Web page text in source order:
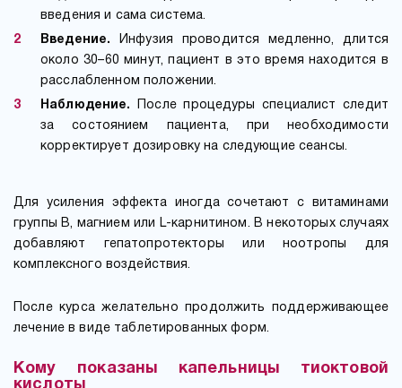
введения и сама система.
Введение. Инфузия проводится медленно, длится
около 30–60 минут, пациент в это время находится в
расслабленном положении.
Наблюдение.
После процедуры специалист следит
за состоянием пациента, при необходимости
корректирует дозировку на следующие сеансы.
Для усиления эффекта иногда сочетают с витаминами
группы B, магнием или L-карнитином. В некоторых случаях
добавляют гепатопротекторы или ноотропы для
комплексного воздействия.
После курса желательно продолжить поддерживающее
лечение в виде таблетированных форм.
Кому показаны капельницы тиоктовой